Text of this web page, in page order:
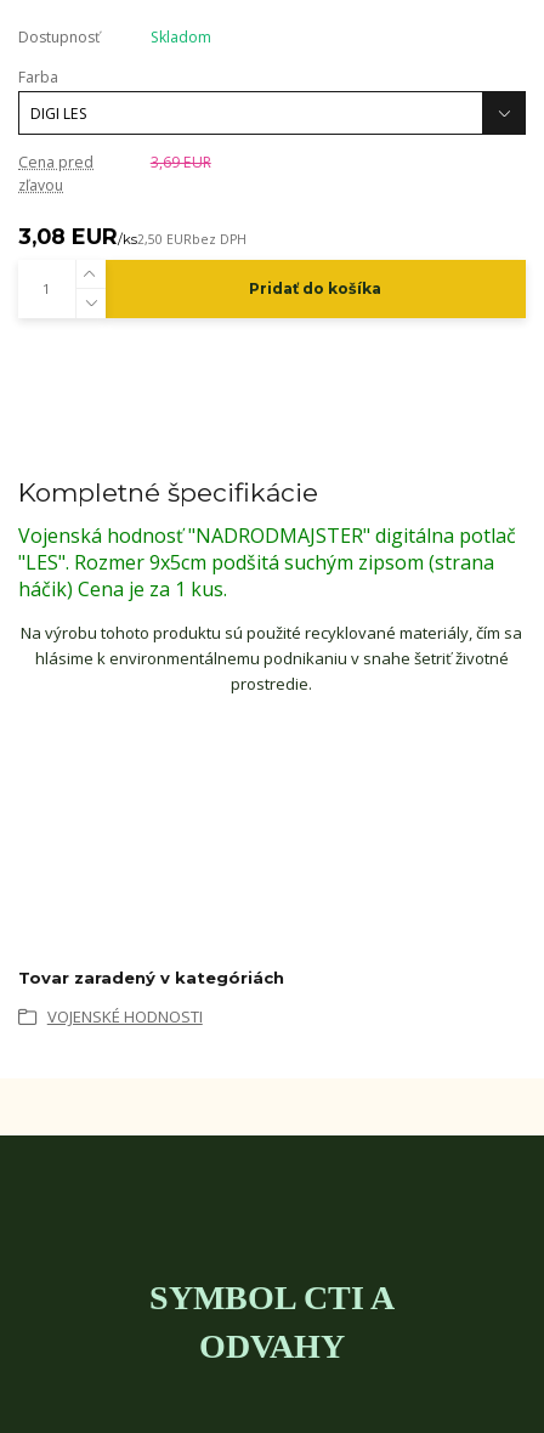
Dostupnosť
Skladom
Farba
Cena pred
zľavou
3,69 EUR
3,08 EUR/ks2,50 EURbez DPH
Pridať do košíka
Kompletné špecifikácie
Vojenská hodnosť "NADRODMAJSTER" digitálna potlač
"LES". Rozmer 9x5cm podšitá suchým zipsom (strana
háčik) Cena je za 1 kus.
Na výrobu tohoto produktu sú použité recyklované materiály, čím sa
hlásime k environmentálnemu podnikaniu v snahe šetriť životné
prostredie.
Tovar zaradený v kategóriách
VOJENSKÉ HODNOSTI
SYMBOL CTI A
ODVAHY